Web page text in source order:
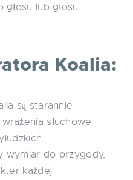
lub głosu
Koalia:
są starannie
słuchowe
wymiar do przygody,
każdej